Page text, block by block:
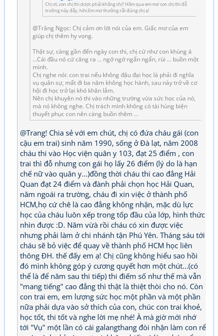
Chị ơi, con chị thi dược phải không chị? Hôm qua em mơ con chị thi đỗ
trường này đấy, hihi.Em mơ thường rất đúng chị ạ!
@Trăng Ngọc: Chị cảm ơn lời nói của em. Giấc mơ của em
giúp chị thêm hy vọng.
Thật sự, càng gần đến ngày con thi, chị cứ như con khùng á
...Cái đầu nó cứ căng ra ... ngớ ngớ ngẩn ngẩn, rùi ... buồn một
mình.
Chị nghe nói: con trai nếu không đậu đại học là phải đi nghĩa
vụ quân sự, mất đi ba năm không học hành, sau này trở về cơ
hội đi học trở lại khó khăn lắm.
Nên chị khuyên nó thi vào những trường vừa sức học của nó,
mà nó không nghe. Chị trách mình không có tài hùng biện
thuyết phục con nên càng buồn thêm ...
@Trang! Chia sẻ với em chút, chị có đứa cháu gái (con
cậu em trai) sinh năm 1990, sống ở Đà lạt, năm 2008
cháu thi vào Học viện quân y 103, đạt 25 điểm , con
trai thì đỗ nhưng con gái họ lấy 26 điểm (lý do là hạn
chế nữ vào quân y...)đồng thời cháu thi cao đẳng Hải
Quan đạt 24 điểm và đành phải chọn học Hải Quan,
năm ngoái ra trường, cháu đi xin việc ở thành phố
HCM,họ cứ chê là cao đẳng không nhận, mặc dù lực
học của cháu luôn xếp trong tốp đầu của lớp, hình thức
nhìn được :D. Năm vừà rồi cháu có xin được việc
nhưng phải làm ở chi nhánh tận Phú Yên. Tháng sáu tới
cháu sẽ bỏ việc để quay về thành phố HCM học liên
thông ĐH. thế đấy em ạ! Chị cũng không hiểu sao hồi
đó mình không góp ý cương quyết hơn một chút...(có
thể là để năm sau thi tiếp) thi điếm số như thế mà vẫn
"mang tiếng" cao đẳng thì thật là thiệt thòi cho nó. Còn
con trai em, em lượng sức học một phần và một phần
nữa phải dựa vào sở thích của con, chúc con trai khoẻ,
học tốt, thi tốt và nghe lời mẹ nhé! À mà giờ mới nhớ
tới "Vụ" một lần có cái galangthang đòi nhận làm con rể